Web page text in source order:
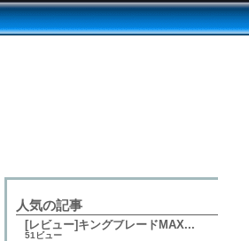
人気の記事
[レビュー]キングブレードMAX...
51ビュー